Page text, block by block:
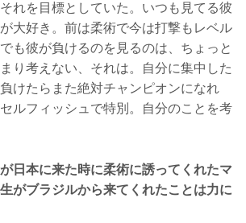
れを目標としていた。いつも見てる彼
大好き。前は柔術で今は打撃もレベル
も彼が負けるのを見るのは、ちょっと
り考えない、それは。自分に集中した
けたらまた絶対チャンピオンになれ
ルフィッシュで特別。自分のことを考
日本に来た時に柔術に誘ってくれたマ
がブラジルから来てくれたことは力に